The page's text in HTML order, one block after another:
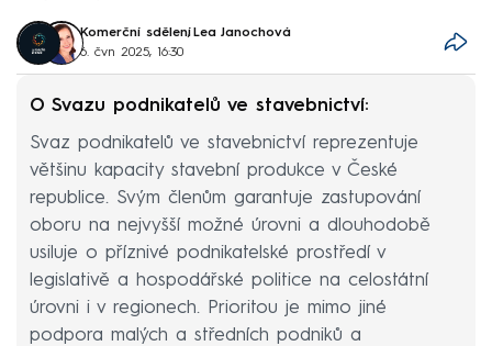
Komerční sdělení, Lea Janochová
6. čvn 2025, 16:30
O Svazu podnikatelů ve stavebnictví:
Svaz podnikatelů ve stavebnictví reprezentuje
většinu kapacity stavební produkce v České
republice. Svým členům garantuje zastupování
oboru na nejvyšší možné úrovni a dlouhodobě
usiluje o příznivé podnikatelské prostředí v
legislativě a hospodářské politice na celostátní
úrovni i v regionech. Prioritou je mimo jiné
podpora malých a středních podniků a